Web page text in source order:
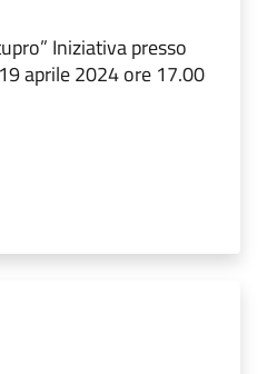
Iniziativa presso
aprile 2024 ore 17.00